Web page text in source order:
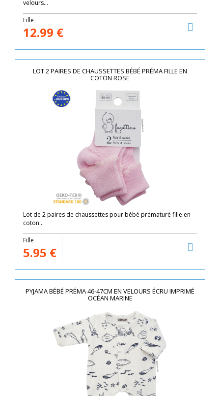
velours...
Fille
12.99 €
LOT 2 PAIRES DE CHAUSSETTES BÉBÉ PRÉMA FILLE EN
COTON ROSE
Lot de 2 paires de chaussettes pour bébé prématuré fille en
coton...
Fille
5.95 €
PYJAMA BÉBÉ PRÉMA 46-47CM EN VELOURS ÉCRU IMPRIMÉ
OCÉAN MARINE